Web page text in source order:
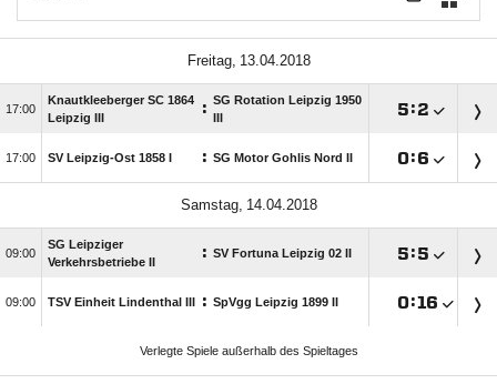
 

Knautkleeberger SC 1864
Leipzig III
: SG Rotation Leipzig 1950
III
:
 SV Leipzig-Ost 1858 I : SG Motor Gohlis Nord II :
 

SG Leipziger
Verkehrsbetriebe II
: SV Fortuna Leipzig 02 II :
 TSV Einheit Lindenthal III : SpVgg Leipzig 1899 II :
Verlegte Spiele außerhalb des Spieltages